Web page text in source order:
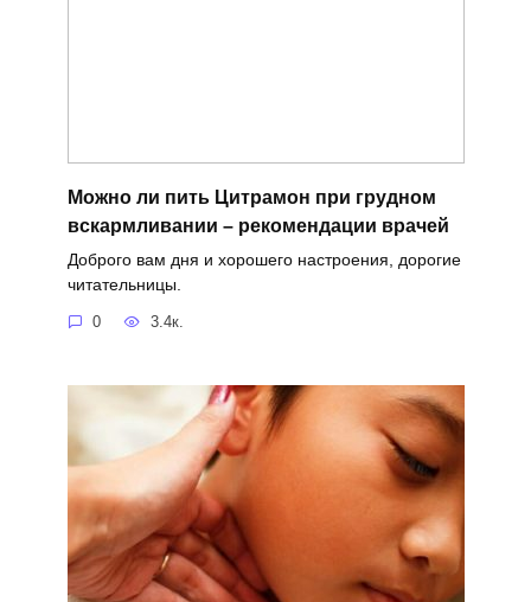
Можно ли пить Цитрамон при грудном
вскармливании – рекомендации врачей
Доброго вам дня и хорошего настроения, дорогие
читательницы.
0 3.4к.